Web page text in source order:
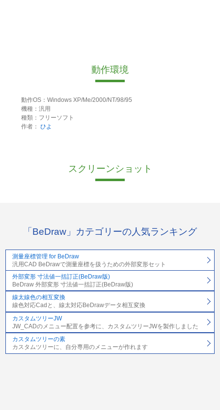
動作環境
動作OS：Windows XP/Me/2000/NT/98/95
機種：汎用
種類：フリーソフト
作者： ひよ
スクリーンショット
「BeDraw」カテゴリーの人気ランキング
測量座標管理 for BeDraw
汎用CAD BeDrawで測量座標を扱うための外部変形セット
外部変形 寸法値一括訂正(BeDraw版)
BeDraw 外部変形 寸法値一括訂正(BeDraw版)
線太線色の相互変換
線色対応Cadと、線太対応BeDrawデータ相互変換
カスタムツリーJW
JW_CADのメニュー配置を参考に、カスタムツリーJWを製作しました
カスタムツリーの素
カスタムツリーに、自分専用のメニューが作れます